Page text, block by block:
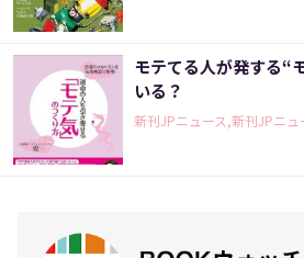
モテてる人が発する“
いる？
新刊JPニュース,新刊JPニュ